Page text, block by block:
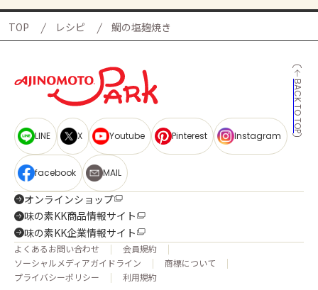
TOP レシピ 鯛の塩麹焼き
BACK TO TOP
LINE X Youtube Pinterest Instagram
facebook MAIL
オンラインショップ
味の素KK商品情報サイト
味の素KK企業情報サイト
よくあるお問い合わせ
会員規約
ソーシャルメディアガイドライン
商標について
プライバシーポリシー
利用規約